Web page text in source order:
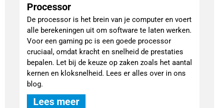
Processor
De processor is het brein van je computer en voert
alle berekeningen uit om software te laten werken.
Voor een gaming pc is een goede processor
cruciaal, omdat kracht en snelheid de prestaties
bepalen. Let bij de keuze op zaken zoals het aantal
kernen en kloksnelheid. Lees er alles over in ons
blog.
Lees meer